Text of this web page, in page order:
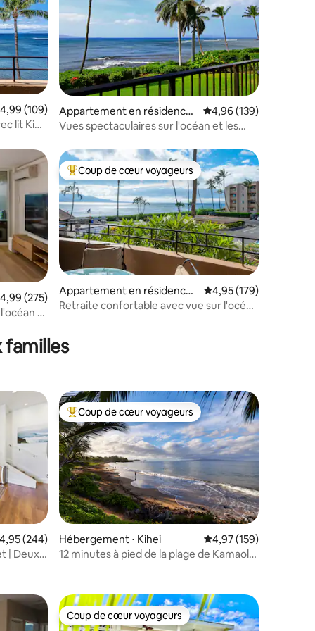
: 4,95 sur 5
moyenne sur la base de 109 commentaires : 4,99 sur 5
4,99 (109)
lit King
Appartement en résidence ⋅
Maalaea
Évaluation moyenne
4,96 (139)
Vues spectaculaires sur l'océan et les
: 4,81 sur 5
appréciés
moyenne sur la base de 275 commentaires : 4,99 sur 5
4,99 (275)
à
Coups de cœur voyageurs les plus appréciés
Coup de cœur voyageurs
Appartement en résidence ⋅
Wailuku
Évaluation moyenne
4,95 (179)
Retraite confortable avec vue sur l'océan
familles
: 4,97 sur 5
moyenne sur la base de 244 commentaires : 4,95 sur 5
4,95 (244)
| Deux
Coups de cœur voyageurs les plus appréciés
Coup de cœur voyageurs
Hébergement ⋅ Kihei Évaluation moyenne
4,97 (159)
12 minutes à pied de la plage de Kamaole
appréciés Coup de cœur voyageurs
Coup de cœur voyageurs